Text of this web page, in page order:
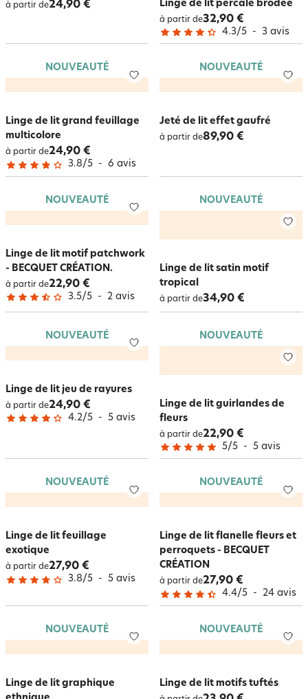
à partir de24,90 € Linge de lit percale brodée
à partir de32,90 €
4.3/5 - 3 avis
NOUVEAUTÉ
Linge de lit grand feuillage
multicolore
à partir de24,90 €
3.8/5 - 6 avis
NOUVEAUTÉ
Jeté de lit effet gaufré
à partir de89,90 €
NOUVEAUTÉ
Linge de lit motif patchwork
- BECQUET CRÉATION.
à partir de22,90 €
3.5/5 - 2 avis
NOUVEAUTÉ
Linge de lit satin motif
tropical
à partir de34,90 €
NOUVEAUTÉ
Linge de lit jeu de rayures
à partir de24,90 €
4.2/5 - 5 avis
NOUVEAUTÉ
Linge de lit guirlandes de
fleurs
à partir de22,90 €
5/5 - 5 avis
NOUVEAUTÉ
Linge de lit feuillage
exotique
à partir de27,90 €
3.8/5 - 5 avis
NOUVEAUTÉ
Linge de lit flanelle fleurs et
perroquets - BECQUET
CRÉATION
à partir de27,90 €
4.4/5 - 24 avis
NOUVEAUTÉ
Linge de lit graphique
NOUVEAUTÉ
Linge de lit motifs tuftés